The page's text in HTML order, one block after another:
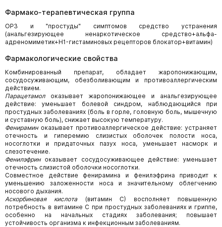
Фармако-терапевтическая группа
ОРЗ и "простуды" симптомов средство устранения
(анальгезирующее ненаркотическое средство+альфа-
адреномиметик+H1-гистаминовых рецепторов блокатор+витамин)
Фармакологические свойства
Комбинированный препарат, обладает жаропонижающим,
сосудосуживающим, обезболивающим и противоаллергическим
действием.
Парацетамолоказывает жаропонижающее и анальгезирующее
действие: уменьшает болевой синдром, наблюдающийся при
простудных заболеваниях (боль в горле, головную боль, мышечную
и суставную боль), снижает высокую температуру.
Фенираминоказывает противоаллергическое действие: устраняет
отечность и гиперемию слизистых оболочек полости носа,
носоглотки и придаточных пазух носа, уменьшает насморк и
слезотечение.
Фенилэфриноказывает сосудосуживающее действие: уменьшает
отечность слизистой оболочки носоглотки.
Совместное действие фенирамина и фенилэфрина приводит к
уменьшению заложенности носа и значительному облегчению
носового дыхания.
Аскорбиновая кислота (витамин С) восполняет повышенную
потребность в витамине С при простудных заболеваниях и гриппе,
особенно на начальных стадиях заболевания; повышает
устойчивость организма к инфекционным заболеваниям.